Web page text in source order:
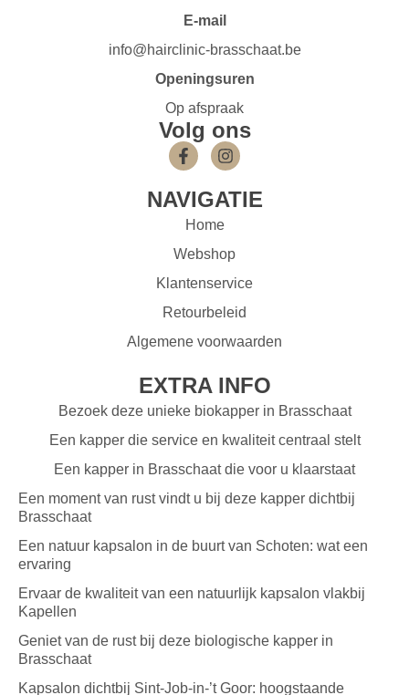
E-mail
info@hairclinic-brasschaat.be
Openingsuren
Op afspraak
Volg ons
NAVIGATIE
Home
Webshop
Klantenservice
Retourbeleid
Algemene voorwaarden
EXTRA INFO
Bezoek deze unieke biokapper in Brasschaat
Een kapper die service en kwaliteit centraal stelt
Een kapper in Brasschaat die voor u klaarstaat
Een moment van rust vindt u bij deze kapper dichtbij
Brasschaat
Een natuur kapsalon in de buurt van Schoten: wat een
ervaring
Ervaar de kwaliteit van een natuurlijk kapsalon vlakbij
Kapellen
Geniet van de rust bij deze biologische kapper in
Brasschaat
Kapsalon dichtbij Sint-Job-in-’t Goor: hoogstaande